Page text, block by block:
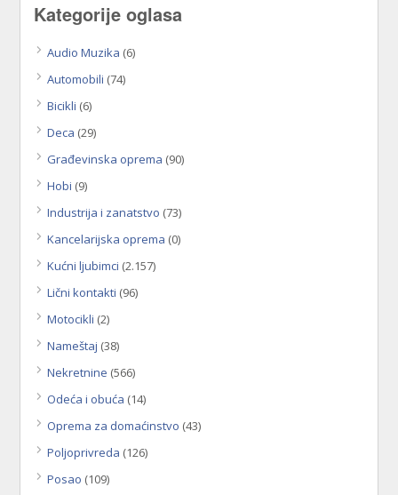
Kategorije oglasa
Audio Muzika (6)
Automobili (74)
Bicikli (6)
Deca (29)
Građevinska oprema (90)
Hobi (9)
Industrija i zanatstvo (73)
Kancelarijska oprema (0)
Kućni ljubimci (2.157)
Lični kontakti (96)
Motocikli (2)
Nameštaj (38)
Nekretnine (566)
Odeća i obuća (14)
Oprema za domaćinstvo (43)
Poljoprivreda (126)
Posao (109)